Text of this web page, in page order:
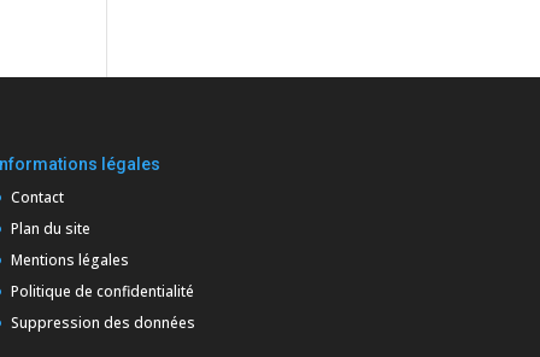
légales
Contact
Plan du site
Mentions légales
Politique de confidentialité
Suppression des données